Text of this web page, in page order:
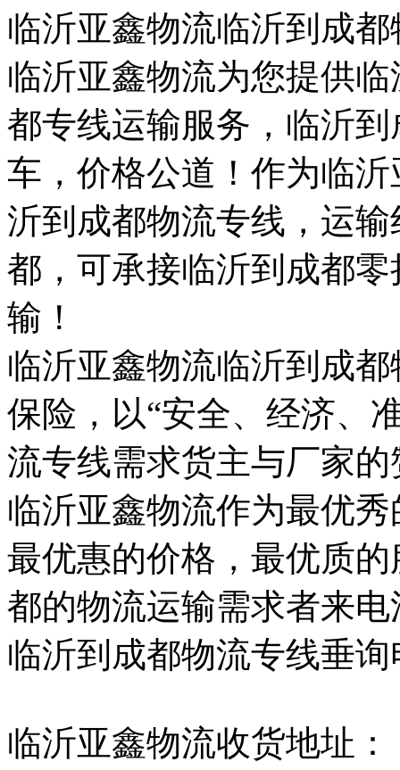
临沂亚鑫物流临沂到成
临沂亚鑫物流为您提供
都专线运输服务，临沂
车，价格公道！作为临
沂到成都物流专线，运
都，可承接临沂到成都
输！
临沂亚鑫物流临沂到成
保险，以“安全、经济、
流专线需求货主与厂家
临沂亚鑫物流作为最优
最优惠的价格，最优质
都的物流运输需求者来
临沂到成都物流专线垂询
临沂亚鑫物流收货地址：